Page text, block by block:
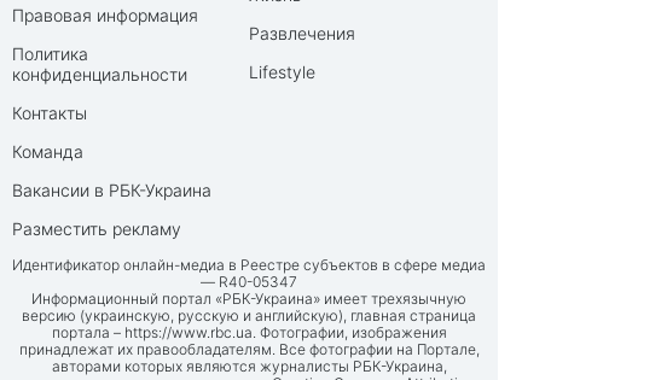
Правовая информация
Политика
конфиденциальности
Контакты
Команда
Вакансии в РБК-Украина
Разместить рекламу
Развлечения
Lifestyle
Идентификатор онлайн-медиа в Реестре субъектов в сфере медиа
— R40-05347
Информационный портал «РБК-Украина» имеет трехязычную
версию (украинскую, русскую и английскую), главная страница
портала – https://www.rbc.ua. Фотографии, изображения
принадлежат их правообладателям. Все фотографии на Портале,
авторами которых являются журналисты РБК-Украина,